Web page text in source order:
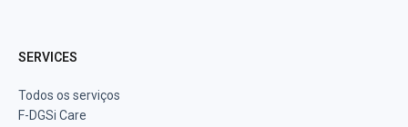
SERVICES
Todos os serviços
F-DGSi Care